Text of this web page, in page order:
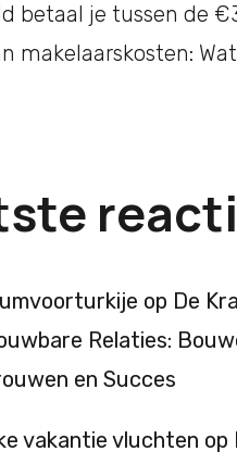
betaal je tussen de
makelaarskosten:
op De
Relaties:
en Succes
vakantie vluchten op